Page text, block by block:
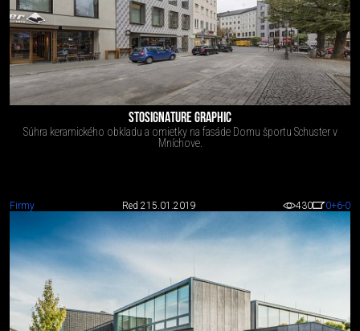
STOSIGNATURE GRAPHIC
Súhra keramického obkladu a omietky na fasáde Domu športu Schuster v
Mníchove.
Firmy Red 215.01.2019 430 0+6-0